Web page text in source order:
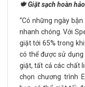
🍁 Giặt sạch hoàn
“Có những ngày
nhanh chóng. Với
giặt tới 65% trong
có thể được sử
giặt, tất cả các chất
chọn chương trình